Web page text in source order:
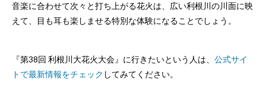
音楽に合わせて次々と打ち上がる花火は、広い利根川の川面に映
えて、目も耳も楽しませる特別な体験になることでしょう。
『第38回 利根川大花火大会』に行きたいという人は、 公式サイ
トで最新情報をチェック してみてください。